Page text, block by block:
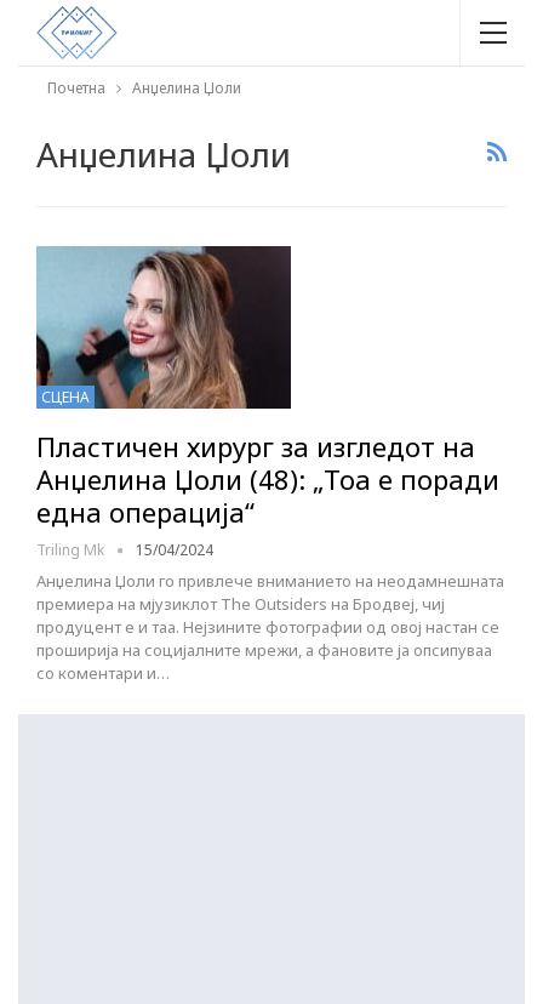
Почетна Анџелина Џоли
Анџелина Џоли
СЦЕНА
Пластичен хирург за изгледот на
Анџелина Џоли (48): „Тоа е поради
една операција“
Triling Mk 15/04/2024
Анџелина Џоли го привлече вниманието на неодамнешната
премиера на мјузиклот The Outsiders на Бродвеј, чиј
продуцент е и таа. Нејзините фотографии од овој настан се
проширија на социјалните мрежи, а фановите ја опсипуваа
со коментари и…